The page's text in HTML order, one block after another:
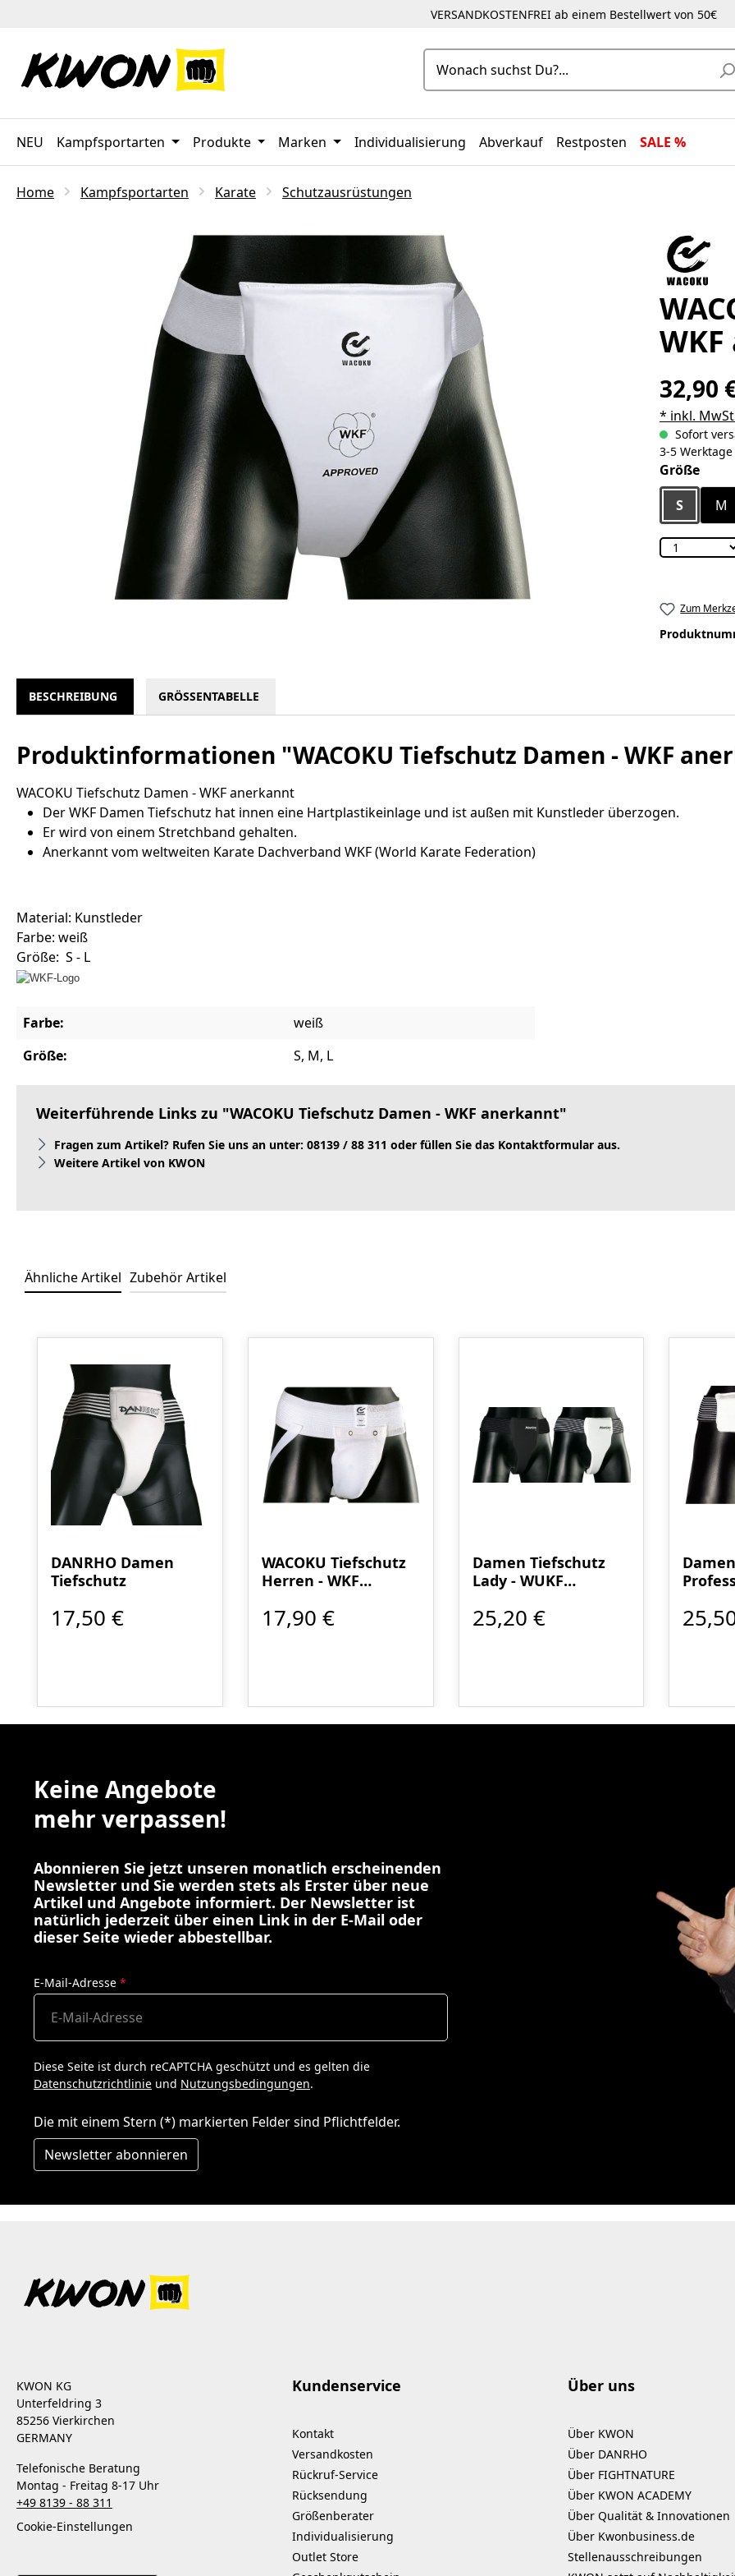
VERSANDKOSTENFREI ab einem Bestellwert von 50€
NEU Kampfsportarten Produkte Marken Individualisierung Abverkauf Restposten SALE %
Home Kampfsportarten Karate Schutzausrüstungen
32,90
* inkl.
Sofort
3-5 Werktage
Größe
S
M
Zum
BESCHREIBUNG GRÖSSENTABELLE
Produktinformationen "WACOKU Tiefschutz Damen - WKF
WACOKU Tiefschutz Damen - WKF anerkannt
Der WKF Damen Tiefschutz hat innen eine Hartplastikeinlage und ist außen mit Kunstleder überzogen.
Er wird von einem Stretchband gehalten.
Anerkannt vom weltweiten Karate Dachverband WKF (World Karate Federation)
Material: Kunstleder
Farbe: weiß
Größe: S - L
Farbe:
weiß
Größe:
S, M, L
Weiterführende Links zu "WACOKU Tiefschutz Damen - WKF anerkannt"
Fragen zum Artikel? Rufen Sie uns an unter: 08139 / 88 311 oder füllen Sie das Kontaktformular aus.
Weitere Artikel von KWON
Ähnliche Artikel Zubehör Artikel
DANRHO Damen
Tiefschutz
17,50 €
WACOKU Tiefschutz
Herren - WKF
17,90 €
Damen Tiefschutz
Lady - WUKF
25,20 €
Keine Angebote
mehr verpassen!
Abonnieren Sie jetzt unseren monatlich erscheinenden
Newsletter und Sie werden stets als Erster über neue
Artikel und Angebote informiert. Der Newsletter ist
natürlich jederzeit über einen Link in der E-Mail oder
dieser Seite wieder abbestellbar.
E-Mail-Adresse *
Diese Seite ist durch reCAPTCHA geschützt und es gelten die
Datenschutzrichtlinie und Nutzungsbedingungen.
Die mit einem Stern (*) markierten Felder sind Pflichtfelder.
Newsletter abonnieren
KWON KG
Unterfeldring 3
85256 Vierkirchen
GERMANY
Telefonische Beratung
Montag - Freitag 8-17 Uhr
+49 8139 - 88 311
Cookie-Einstellungen
Kundenservice
Kontakt
Versandkosten
Rückruf-Service
Rücksendung
Größenberater
Individualisierung
Outlet Store
Über uns
Über KWON
Über DANRHO
Über FIGHTNATURE
Über KWON ACADEMY
Über Qualität & Innovationen
Über Kwonbusiness.de
Stellenausschreibungen